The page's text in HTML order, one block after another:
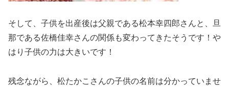
そして、子供を出産後は父親である松本幸四郎さんと、旦
那である佐橋佳幸さんの関係も変わってきたそうです！や
はり子供の力は大きいです！
残念ながら、松たかこさんの子供の名前は分かっていませ